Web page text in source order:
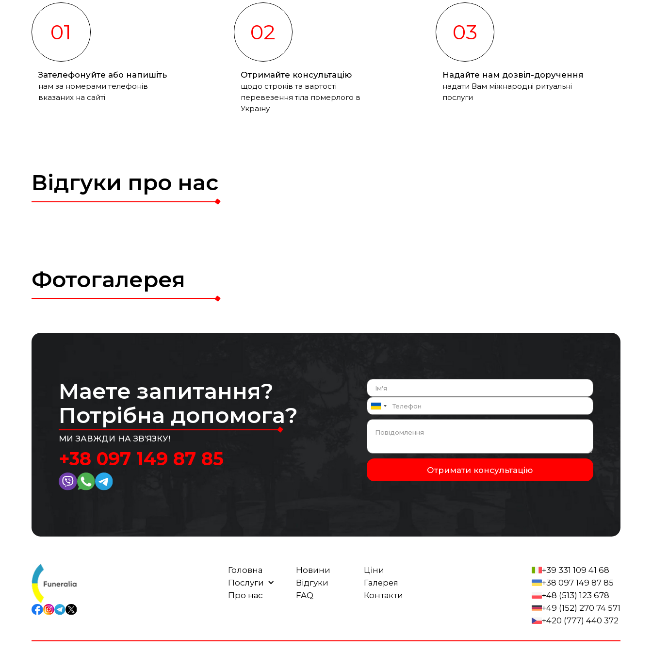
01
Зателефонуйте або напишіть
нам за номерами телефонів
вказаних на сайті
02
Отримайте консультацію
щодо строків та вартості
перевезення тіла померлого в
Україну
03
Надайте нам дозвіл-доручення
надати Вам міжнародні ритуальні
послуги
Відгуки про нас
Фотогалерея
Маете запитання?
Потрібна допомога?
МИ ЗАВЖДИ НА ЗВ’ЯЗКУ!
+38 097 149 87 85
Головна
Послуги
Про нас
Новини
Відгуки
FAQ
Ціни
Галерея
Контакти
+39 331 109 41 68
+38 097 149 87 85
+48 (513) 123 678
+49 (152) 270 74 571
+420 (777) 440 372